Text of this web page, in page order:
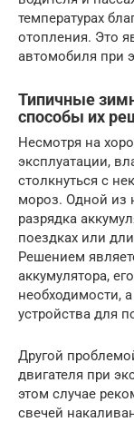
температурах
отопления. Это
автомобиля при
Типичные
способы их
Несмотря на
эксплуатации,
столкнуться с
мороз. Одной из
разрядка
поездках или
Решением
аккумулятора,
необходимости,
устройства для
Другой
двигателя при
этом случае
свечей